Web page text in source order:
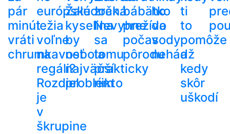
pár
minút
vráti
chrumkavosť
európske
ležia
voľne
na
regáli?
Rozdiel
je
v
škrupine
Žalúdočná
kyselina
by
nebola
najväčší
problém
zrak.
Nevyhne
sa
tomu
prakticky
nikto
bábätko
prežíva
počas
pôrodu
ho
do
vody
nehádž
ti
to
pomôže
a
kedy
skôr
uškodí